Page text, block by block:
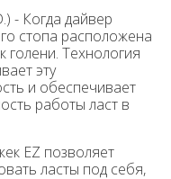
- Когда дайвер
стопа расположена
Технология
эту
и обеспечивает
работы ласт в
EZ позволяет
ласты под себя,